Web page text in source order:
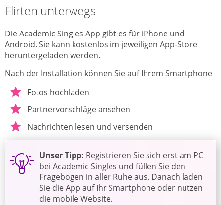
Flirten unterwegs
Die Academic Singles App gibt es für iPhone und
Android. Sie kann kostenlos im jeweiligen App-Store
heruntergeladen werden.
Nach der Installation können Sie auf Ihrem Smartphone
Fotos hochladen
Partnervorschläge ansehen
Nachrichten lesen und versenden
Unser Tipp: Registrieren Sie sich erst am PC
bei Academic Singles und füllen Sie den
Fragebogen in aller Ruhe aus. Danach laden
Sie die App auf Ihr Smartphone oder nutzen
die mobile Website.